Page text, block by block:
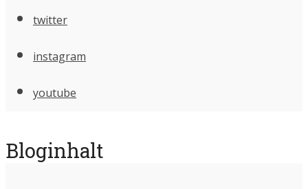
twitter
instagram
youtube
Bloginhalt